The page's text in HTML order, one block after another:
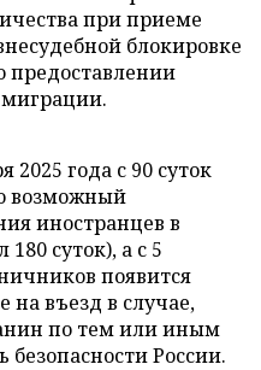
при приеме
блокировке
предоставлении
миграции.
2025 года с 90 суток
возможный
иностранцев в
суток), а с 5
появится
на въезд в случае,
по тем или иным
России.